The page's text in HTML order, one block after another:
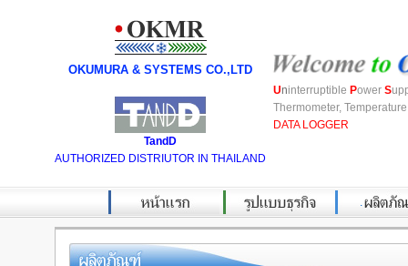
OKUMURA & SYSTEMS CO.,LTD
TandD
AUTHORIZED DISTRIUTOR IN THAILAND
Uninterruptible Power S
Thermometer,
DATA LOGGER